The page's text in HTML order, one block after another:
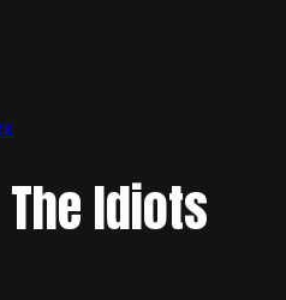
The Idiots